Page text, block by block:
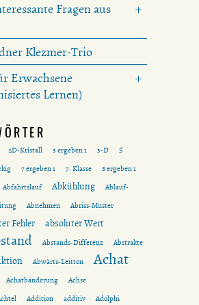
Fragen aus
Klezmer-Trio
Erwachsene
Lernen)
2D-Kristall 3 ergeben 1 3-D
5
7 ergeben 1 7. Klasse 8 ergeben 1
Abfahrtslauf Abkühlung
Ablauf-
Abnehmen
Abriss-Muster
Fehler absoluter Wert
Abstands-Differenz
Abstrakte
Abwärts-Leitton Achat
Achatbänderung
Achse
Addition additiv
Adolphi